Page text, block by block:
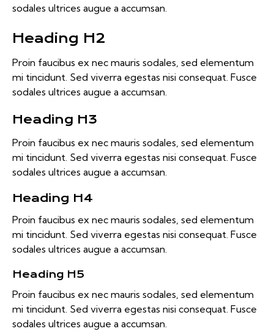
sodales ultrices augue a accumsan.
Heading H2
Proin faucibus ex nec mauris sodales, sed elementum
mi tincidunt. Sed viverra egestas nisi consequat. Fusce
sodales ultrices augue a accumsan.
Heading H3
Proin faucibus ex nec mauris sodales, sed elementum
mi tincidunt. Sed viverra egestas nisi consequat. Fusce
sodales ultrices augue a accumsan.
Heading H4
Proin faucibus ex nec mauris sodales, sed elementum
mi tincidunt. Sed viverra egestas nisi consequat. Fusce
sodales ultrices augue a accumsan.
Heading H5
Proin faucibus ex nec mauris sodales, sed elementum
mi tincidunt. Sed viverra egestas nisi consequat. Fusce
sodales ultrices augue a accumsan.